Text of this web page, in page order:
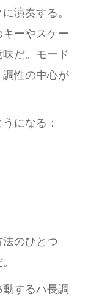
演奏する。
ーやスケー
だ。モード
性の中心が
になる：
のひとつ
するハ長調